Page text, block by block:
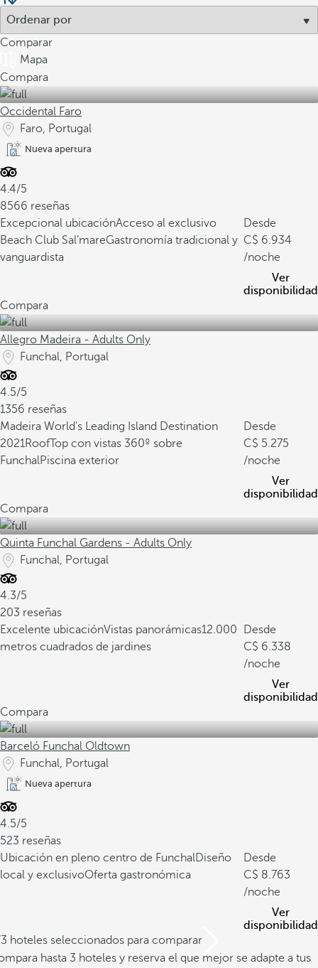
Comparar
Mapa
Compara
Occidental Faro
Faro, Portugal
Nueva apertura
4.4/5
8566 reseñas
Excepcional ubicaciónAcceso al exclusivo
Beach Club Sal’mareGastronomía tradicional y
vanguardista
Desde
6.934
/noche
Ver
disponibilidad
Compara
Allegro Madeira - Adults Only
Funchal, Portugal
4.5/5
1356 reseñas
Madeira World's Leading Island Destination
2021RoofTop con vistas 360º sobre
FunchalPiscina exterior
Desde
5.275
/noche
Ver
disponibilidad
Compara
Quinta Funchal Gardens - Adults Only
Funchal, Portugal
4.3/5
203 reseñas
Excelente ubicaciónVistas panorámicas12.000
metros cuadrados de jardines
Desde
6.338
/noche
Ver
disponibilidad
Compara
Barceló Funchal Oldtown
Funchal, Portugal
Nueva apertura
4.5/5
523 reseñas
Ubicación en pleno centro de FunchalDiseño
local y exclusivoOferta gastronómica
Desde
8.763
/noche
Ver
disponibilidad
hoteles seleccionados para comparar
hasta 3 hoteles y reserva el que mejor se adapte a tus